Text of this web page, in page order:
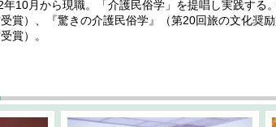
年10月から現職。「介護民俗学」を提唱し実践する
賞）、『驚きの介護民俗学』（第20回旅の文化奨
賞）。